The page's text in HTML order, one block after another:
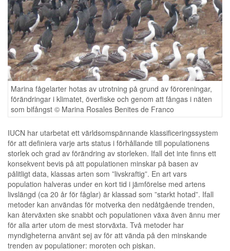
Marina fågelarter hotas av utrotning på grund av föroreningar,
förändringar i klimatet, överfiske och genom att fångas i näten
som bifångst © Marina Rosales Benites de Franco
IUCN har utarbetat ett världsomspännande klassificeringssystem
för att definiera varje arts status i förhållande till populationens
storlek och grad av förändring av storleken. Ifall det inte finns ett
konsekvent bevis på att populationen minskar på basen av
pålitligt data, klassas arten som ”livskraftig”. En art vars
population halveras under en kort tid i jämförelse med artens
livslängd (ca 20 år för fåglar) är klassad som ”starkt hotad”. Ifall
metoder kan användas för motverka den nedåtgående trenden,
kan återväxten ske snabbt och populationen växa även ännu mer
för alla arter utom de mest storväxta. Två metoder har
myndigheterna använt sej av för att vända på den minskande
trenden av populationer: moroten och piskan.